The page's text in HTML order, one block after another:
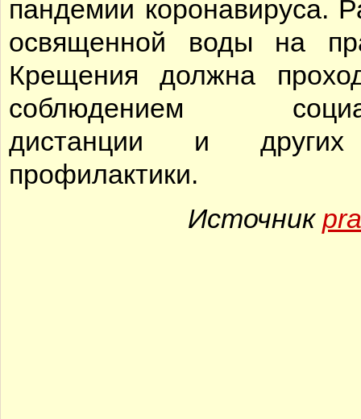
пандемии коронавируса.
освященной воды на
Крещения должна
соблюдением
дистанции и
профилактики.
Источник